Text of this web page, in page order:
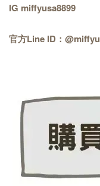
IG miffyusa8899
官方Line ID：